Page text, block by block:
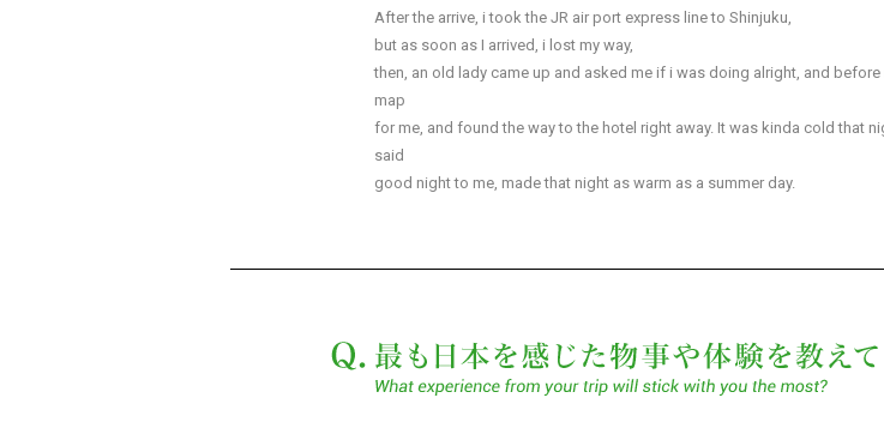
After the arrive, i took the JR air port express line to Shinjuku,
but as soon as I arrived, i lost my way,
then, an old lady came up and asked me if i was doing alright, and
map
for me, and found the way to the hotel right away. It was kinda cold that
said
good night to me, made that night as warm as a summer day.